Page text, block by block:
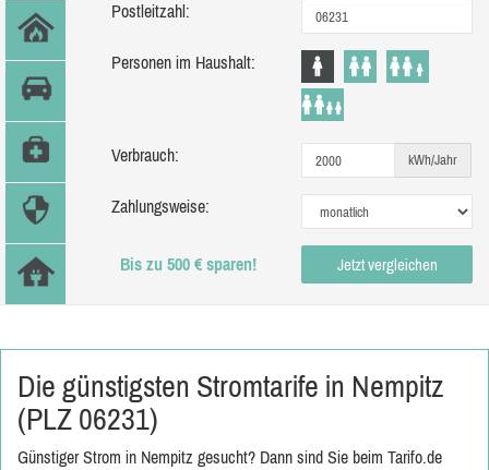
Postleitzahl:
Personen im Haushalt:
Verbrauch: kWh/Jahr
Zahlungsweise:
Bis zu 500 € sparen! Jetzt vergleichen
Die günstigsten Stromtarife in Nempitz
(PLZ 06231)
Günstiger Strom in Nempitz gesucht? Dann sind Sie beim Tarifo.de